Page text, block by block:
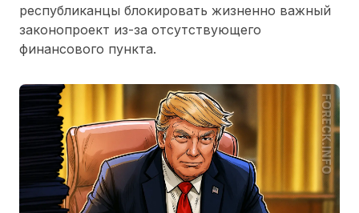
республиканцы блокировать жизненно важный
законопроект из-за отсутствующего
финансового пункта.